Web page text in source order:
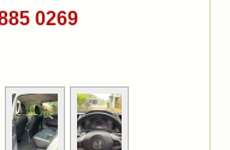
0269